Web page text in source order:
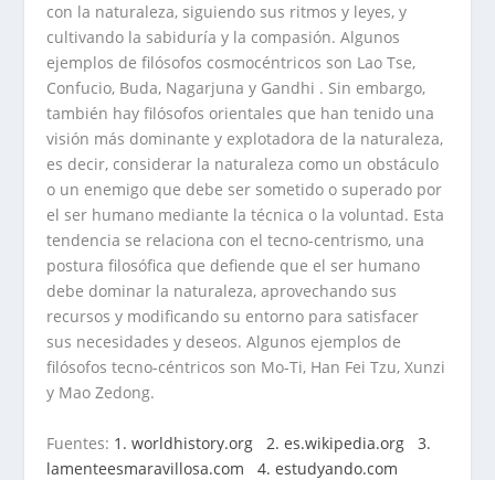
con la naturaleza, siguiendo sus ritmos y leyes, y
cultivando la sabiduría y la compasión. Algunos
ejemplos de filósofos cosmocéntricos son Lao Tse,
Confucio, Buda, Nagarjuna y Gandhi . Sin embargo,
también hay filósofos orientales que han tenido una
visión más dominante y explotadora de la naturaleza,
es decir, considerar la naturaleza como un obstáculo
o un enemigo que debe ser sometido o superado por
el ser humano mediante la técnica o la voluntad. Esta
tendencia se relaciona con el tecno-centrismo, una
postura filosófica que defiende que el ser humano
debe dominar la naturaleza, aprovechando sus
recursos y modificando su entorno para satisfacer
sus necesidades y deseos. Algunos ejemplos de
filósofos tecno-céntricos son Mo-Ti, Han Fei Tzu, Xunzi
y Mao Zedong.
Fuentes: 1. worldhistory.org 2. es.wikipedia.org3.
lamenteesmaravillosa.com4. estudyando.com